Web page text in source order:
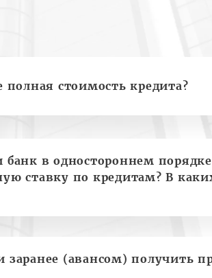
полная стоимость кредита?
в одностороннем
ставку по кредитам? В
(авансом) получить